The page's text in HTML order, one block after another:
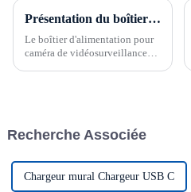
Présentation du boîtier d'alimentation pour caméra de vidéosurveillance
Le boîtier d'alimentation pour
caméra de vidéosurveillance
généralement les
suivantes : tension et courant…
Recherche Associée
Chargeur mural Chargeur USB C